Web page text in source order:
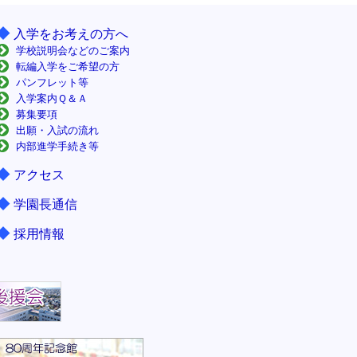
入学をお考えの方へ
学校説明会などのご案内
転編入学をご希望の方
パンフレット等
入学案内Ｑ＆Ａ
募集要項
出願・入試の流れ
内部進学手続き等
アクセス
学園長通信
採用情報